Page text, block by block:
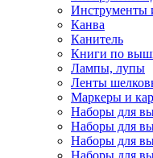
Инструменты
Канва
Канитель
Книги по
Лампы, лупы
Ленты
Маркеры и
Наборы для
Наборы для
Наборы для
Наборы для